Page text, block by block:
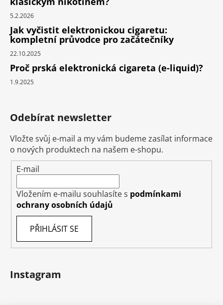
5.2.2026
Jak vyčistit elektronickou cigaretu:
kompletní průvodce pro začátečníky
22.10.2025
Proč prská elektronická cigareta (e-liquid)?
1.9.2025
Odebírat newsletter
Vložte svůj e-mail a my vám budeme zasílat informace
o nových produktech na našem e-shopu.
E-mail
Vložením e-mailu souhlasíte s podmínkami
ochrany osobních údajů
PŘIHLÁSIT SE
Instagram